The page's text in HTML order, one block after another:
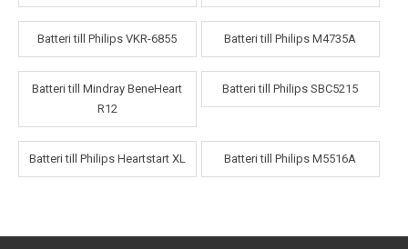
Batteri till Philips VKR-6855 Batteri till Philips M4735A
Batteri till Mindray BeneHeart
R12
Batteri till Philips SBC5215
Batteri till Philips Heartstart XL Batteri till Philips M5516A